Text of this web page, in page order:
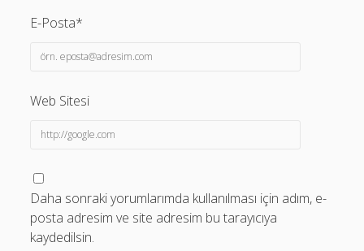
E-Posta*
Web Sitesi
Daha sonraki yorumlarımda kullanılması için adım, e-
posta adresim ve site adresim bu tarayıcıya
kaydedilsin.